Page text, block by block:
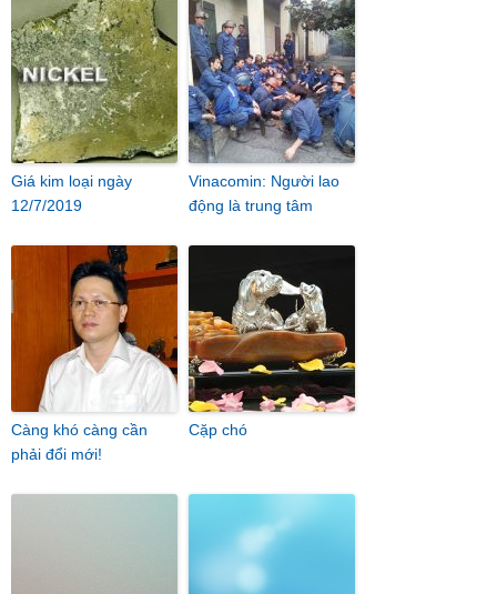
Giá kim loại ngày
12/7/2019
Vinacomin: Người lao
động là trung tâm
Càng khó càng cần
phải đổi mới!
Cặp chó